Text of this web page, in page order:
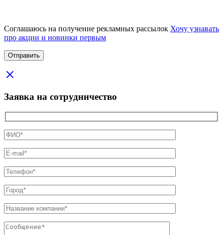
Соглашаюсь на получение рекламных рассылок Хочу узнавать
про акции и новинки первым
Заявка на сотрудничество